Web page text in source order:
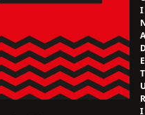
I
E
T
I